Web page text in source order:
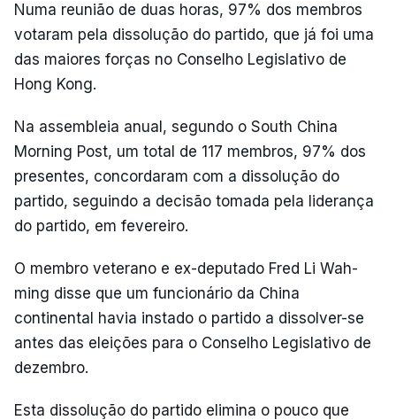
Numa reunião de duas horas, 97% dos membros
votaram pela dissolução do partido, que já foi uma
das maiores forças no Conselho Legislativo de
Hong Kong.
Na assembleia anual, segundo o South China
Morning Post, um total de 117 membros, 97% dos
presentes, concordaram com a dissolução do
partido, seguindo a decisão tomada pela liderança
do partido, em fevereiro.
O membro veterano e ex-deputado Fred Li Wah-
ming disse que um funcionário da China
continental havia instado o partido a dissolver-se
antes das eleições para o Conselho Legislativo de
dezembro.
Esta dissolução do partido elimina o pouco que